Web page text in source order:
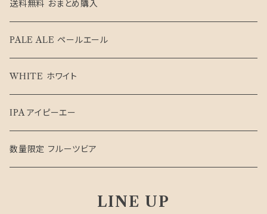
OTOBBEAN ALE 3種類セット
PALE ALE×IPA 2種類セット
送料無料 おまとめ購入
送料無料 おまとめ購入
PALE ALE ペールエール
WHITE ホワイト
IPA アイピーエー
数量限定 フルーツビア
LINE UP